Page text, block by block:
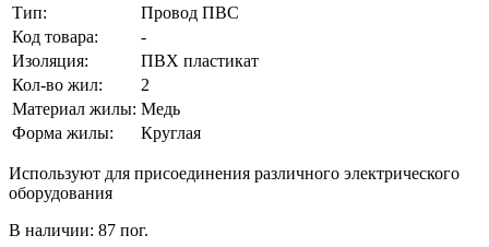
Тип:
Провод ПВС
Код товара:
-
Изоляция:
ПВХ пластикат
Кол-во жил:
2
Материал жилы: Медь
Форма жилы:
Круглая
Используют для присоединения различного электрического
оборудования
В наличии: 87 пог.